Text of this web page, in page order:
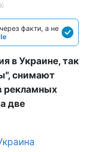
факти, а не
в Украине, так
снимают
рекламных
две